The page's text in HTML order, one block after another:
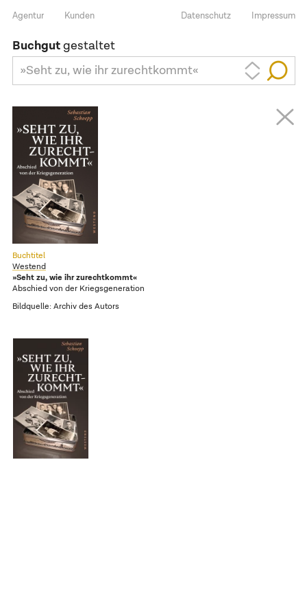
Agentur Kunden Impressum
Datenschutz
Buchgutgestaltet
»Seht zu, wie ihr zurechtkommt«
Buchtitel
Westend
»Seht zu, wie ihr zurechtkommt«
Abschied von der Kriegsgeneration
Bildquelle: Archiv des Autors